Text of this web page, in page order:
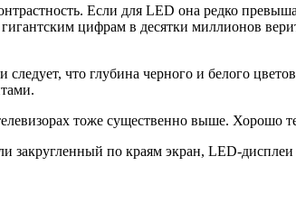
Если для LED она редко
цифрам в десятки миллионов
следует, что глубина черного и белого
тоже существенно выше. Хорошо
закругленный по краям экран, LED-дисплеи